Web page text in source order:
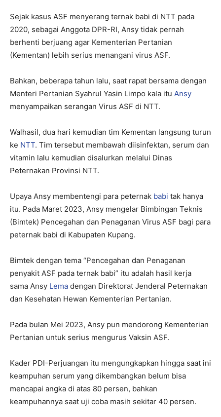
Sejak kasus ASF menyerang ternak babi di NTT pada
2020, sebagai Anggota DPR-RI, Ansy tidak pernah
berhenti berjuang agar Kementerian Pertanian
(Kementan) lebih serius menangani virus ASF.
Bahkan, beberapa tahun lalu, saat rapat bersama dengan
Menteri Pertanian Syahrul Yasin Limpo kala itu Ansy
menyampaikan serangan Virus ASF di NTT.
Walhasil, dua hari kemudian tim Kementan langsung turun
ke NTT. Tim tersebut membawah diisinfektan, serum dan
vitamin lalu kemudian disalurkan melalui Dinas
Peternakan Provinsi NTT.
Upaya Ansy membentengi para peternak babi tak hanya
itu. Pada Maret 2023, Ansy mengelar Bimbingan Teknis
(Bimtek) Pencegahan dan Penaganan Virus ASF bagi para
peternak babi di Kabupaten Kupang.
Bimtek dengan tema “Pencegahan dan Penaganan
penyakit ASF pada ternak babi” itu adalah hasil kerja
sama Ansy Lema dengan Direktorat Jenderal Peternakan
dan Kesehatan Hewan Kementerian Pertanian.
Pada bulan Mei 2023, Ansy pun mendorong Kementerian
Pertanian untuk serius mengurus Vaksin ASF.
Kader PDI-Perjuangan itu mengungkapkan hingga saat ini
keampuhan serum yang dikembangkan belum bisa
mencapai angka di atas 80 persen, bahkan
keampuhannya saat uji coba masih sekitar 40 persen.